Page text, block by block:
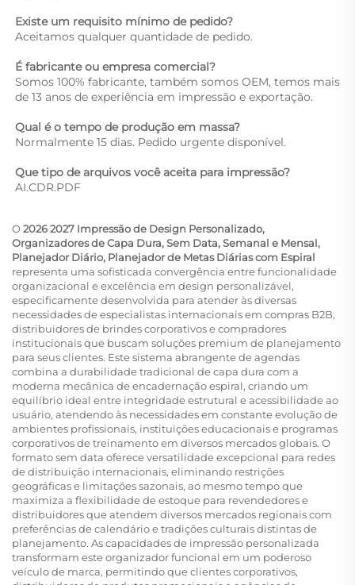
Existe um requisito mínimo de pedido?
Aceitamos qualquer quantidade de pedido.
É fabricante ou empresa comercial?
Somos 100% fabricante, também somos OEM, temos mais
de 13 anos de experiência em impressão e exportação.
Qual é o tempo de produção em massa?
Normalmente 15 dias. Pedido urgente disponível.
Que tipo de arquivos você aceita para impressão?
AI.CDR.PDF
O2026 2027 Impressão de Design Personalizado,
Organizadores de Capa Dura, Sem Data, Semanal e Mensal,
Planejador Diário, Planejador de Metas Diárias com Espiral
representa uma sofisticada convergência entre funcionalidade
organizacional e excelência em design personalizável,
especificamente desenvolvida para atender às diversas
necessidades de especialistas internacionais em compras B2B,
distribuidores de brindes corporativos e compradores
institucionais que buscam soluções premium de planejamento
para seus clientes. Este sistema abrangente de agendas
combina a durabilidade tradicional de capa dura com a
moderna mecânica de encadernação espiral, criando um
equilíbrio ideal entre integridade estrutural e acessibilidade ao
usuário, atendendo às necessidades em constante evolução de
ambientes profissionais, instituições educacionais e programas
corporativos de treinamento em diversos mercados globais. O
formato sem data oferece versatilidade excepcional para redes
de distribuição internacionais, eliminando restrições
geográficas e limitações sazonais, ao mesmo tempo que
maximiza a flexibilidade de estoque para revendedores e
distribuidores que atendem diversos mercados regionais com
preferências de calendário e tradições culturais distintas de
planejamento. As capacidades de impressão personalizada
transformam este organizador funcional em um poderoso
veículo de marca, permitindo que clientes corporativos,